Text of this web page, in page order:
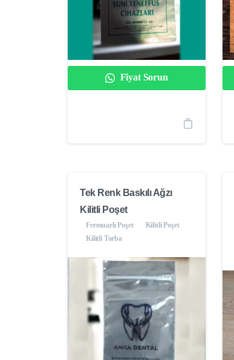
Fiyat Sorun
Tek Renk Baskılı Ağzı
Kilitli Poşet
Fermuarlı Poşet
Kilitli Poşet
Kilitli Torba